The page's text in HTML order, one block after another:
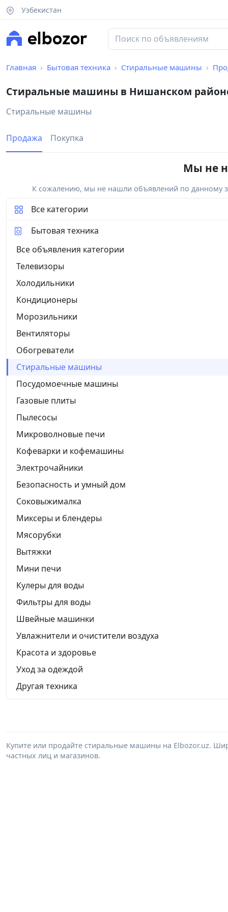
Узбекистан
Главная Бытовая техника Стиральные машины
Стиральные машины в Нишанском
Стиральные машины
Продажа Покупка
Мы не
К сожалению, мы не нашли объявлений по данному
Все категории
Бытовая техника
Все объявления категории
Телевизоры
Холодильники
Кондиционеры
Морозильники
Вентиляторы
Обогреватели
Стиральные машины
Посудомоечные машины
Газовые плиты
Пылесосы
Микроволновые печи
Кофеварки и кофемашины
Электрочайники
Безопасность и умный дом
Соковыжималка
Миксеры и блендеры
Мясорубки
Вытяжки
Мини печи
Кулеры для воды
Фильтры для воды
Швейные машинки
Увлажнители и очистители воздуха
Красота и здоровье
Уход за одеждой
Другая техника
Купите или продайте стиральные машины на Elbozor.uz.
частных лиц и магазинов.